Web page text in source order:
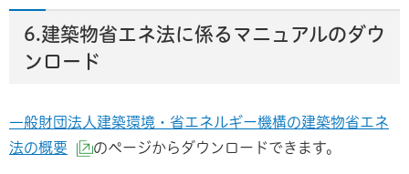
6.建築物省エネ法に係るマニュアルのダウ
ンロード
一般財団法人建築環境・省エネルギー機構の建築物省エネ
法の概要
（外部サイトへリンク）
のページからダウンロードできます。